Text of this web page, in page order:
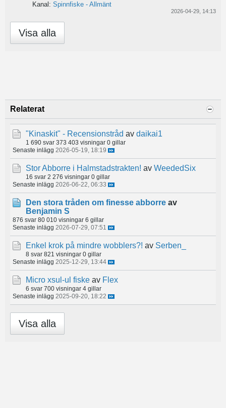
Kanal: Spinnfiske - Allmänt
2026-04-29, 14:13
Visa alla
Relaterat
"Kinaskit" - Recensionstråd av daikai1
1 690 svar 373 403 visningar 0 gillar
Senaste inlägg 2026-05-19, 18:19
Stor Abborre i Halmstadstrakten! av WeededSix
16 svar 2 276 visningar 0 gillar
Senaste inlägg 2026-06-22, 06:33
Den stora tråden om finesse abborre av
Benjamin S
876 svar 80 010 visningar 6 gillar
Senaste inlägg 2026-07-29, 07:51
Enkel krok på mindre wobblers?! av Serben_
8 svar 821 visningar 0 gillar
Senaste inlägg 2025-12-29, 13:44
Micro xsul-ul fiske av Flex
6 svar 700 visningar 4 gillar
Senaste inlägg 2025-09-20, 18:22
Visa alla